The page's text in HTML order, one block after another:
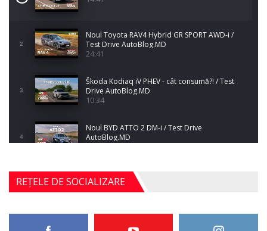
2
Noul Toyota RAV4 Hybrid GR SPORT AWD-i /
Test Drive AutoBlog.MD
24:41
3
Škoda Kodiaq iV PHEV - cât consumă?! / Test
Drive AutoBlog.MD
10:34
4
Noul BYD ATTO 2 DM-i / Test Drive
AutoBlog.MD
17:35
5
Noul Mercedes-Benz S-Class facelift (S 580
4MATIC V223) / Test Drive AutoBlog.MD
27:33
REȚELE DE SOCIALIZARE